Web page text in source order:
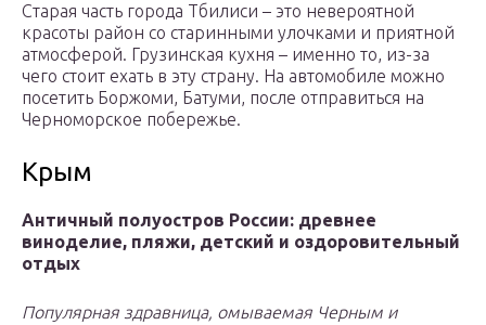
Старая часть города Тбилиси – это невероятной
красоты район со старинными улочками и приятной
атмосферой. Грузинская кухня – именно то, из-за
чего стоит ехать в эту страну. На автомобиле можно
посетить Боржоми, Батуми, после отправиться на
Черноморское побережье.
Крым
Античный полуостров России: древнее
виноделие, пляжи, детский и оздоровительный
отдых
Популярная здравница, омываемая Черным и